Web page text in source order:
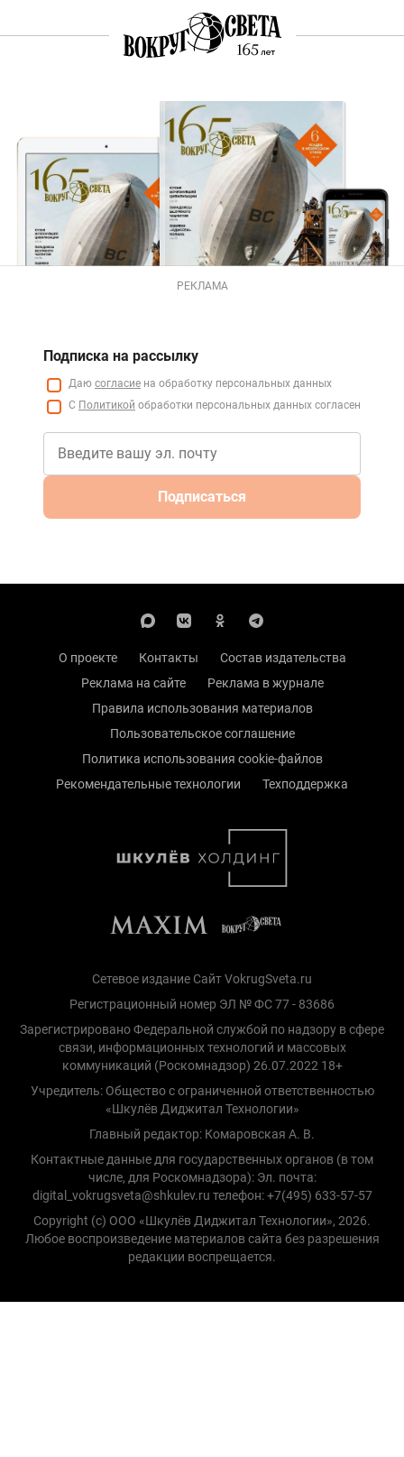
РЕКЛАМА
Подписка на рассылку
Даю согласие на обработку персональных данных
С Политикой обработки персональных данных согласен
Подписаться
О проекте Контакты
Состав издательства
Реклама на сайте
Реклама в журнале
Правила использования материалов
Пользовательское соглашение
Политика использования cookie-файлов
Рекомендательные технологии
Техподдержка
Сетевое издание Сайт VokrugSveta.ru
Регистрационный номер ЭЛ № ФС 77 - 83686
Зарегистрировано Федеральной службой по надзору в сфере
связи, информационных технологий и массовых
коммуникаций (Роскомнадзор) 26.07.2022 18+
Учредитель: Общество с ограниченной ответственностью
«Шкулёв Диджитал Технологии»
Главный редактор: Комаровская А. В.
Контактные данные для государственных органов (в том
числе, для Роскомнадзора): Эл. почта:
digital_vokrugsveta@shkulev.ru телефон: +7(495) 633-57-57
Copyright (с) ООО «Шкулёв Диджитал Технологии», 2026.
Любое воспроизведение материалов сайта без разрешения
редакции воспрещается.